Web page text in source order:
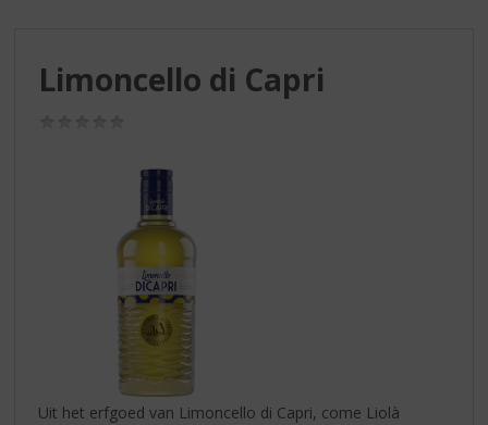
Limoncello di Capri
Uit het erfgoed van Limoncello di Capri, come Liolà